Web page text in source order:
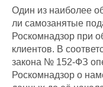
Один из наиболее
ли самозанятые
Роскомнадзор при
клиентов. В
закона № 152-ФЗ
Роскомнадзор о